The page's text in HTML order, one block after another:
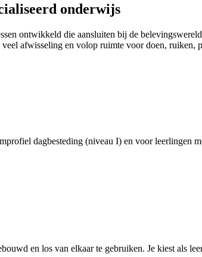
onderwijs
ontwikkeld die aansluiten bij de
afwisseling en volop ruimte voor doen, ruiken,
dagbesteding (niveau I) en voor
en los van elkaar te gebruiken. Je kiest als